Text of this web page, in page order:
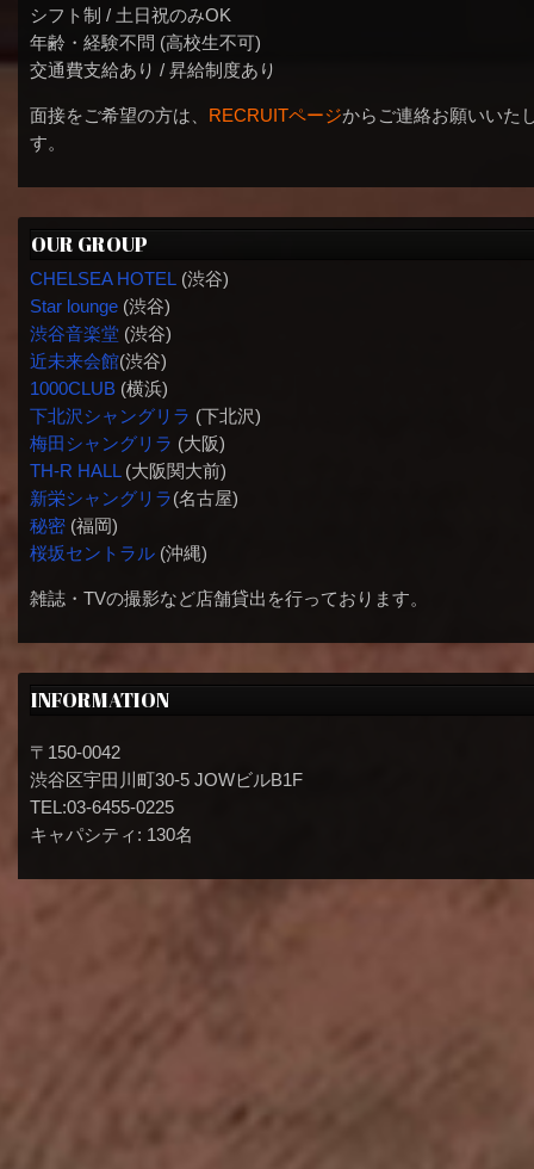
シフト制 / 土日祝のみOK
年齢・経験不問 (高校生不可)
交通費支給あり / 昇給制度あり
面接をご希望の方は、 RECRUITページからご連絡お願いいた
す。
OUR GROUP
CHELSEA HOTEL (渋谷)
Star lounge(渋谷)
渋谷音楽堂(渋谷)
近未来会館(渋谷)
1000CLUB(横浜)
下北沢シャングリラ (下北沢)
梅田シャングリラ (大阪)
TH-R HALL(大阪関大前)
新栄シャングリラ(名古屋)
秘密(福岡)
桜坂セントラル(沖縄)
雑誌・TVの撮影など店舗貸出を行っております。
INFORMATION
〒150-0042
渋谷区宇田川町30-5 JOWビルB1F
TEL:03-6455-0225
キャパシティ: 130名